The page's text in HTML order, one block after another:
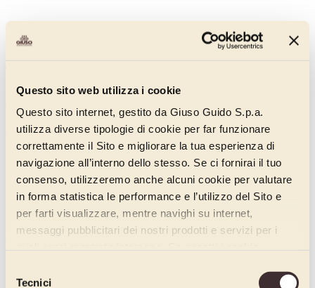
Questo sito web utilizza i cookie
Questo sito internet, gestito da Giuso Guido S.p.a.
utilizza diverse tipologie di cookie per far funzionare
correttamente il Sito e migliorare la tua esperienza di
navigazione all’interno dello stesso. Se ci fornirai il tuo
consenso, utilizzeremo anche alcuni cookie per valutare
in forma statistica le performance e l’utilizzo del Sito e
per farti visualizzare, mentre navighi su internet,
messaggi pubblicitari dei nostri prodotti e servizi per i
delTecnici
Pannagusto Nocciola
Pasta aromatizzante concentrata al gusto di nocciola, a basso livello
Scopri di più